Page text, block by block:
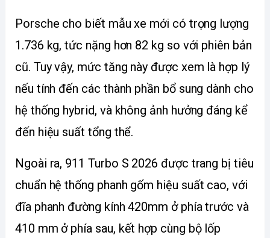
Porsche cho biết mẫu xe mới có trọng lượng
1.736 kg, tức nặng hơn 82 kg so với phiên bản
cũ. Tuy vậy, mức tăng này được xem là hợp lý
nếu tính đến các thành phần bổ sung dành cho
hệ thống hybrid, và không ảnh hưởng đáng kể
đến hiệu suất tổng thể.
Ngoài ra, 911 Turbo S 2026 được trang bị tiêu
chuẩn hệ thống phanh gốm hiệu suất cao, với
đĩa phanh đường kính 420mm ở phía trước và
410 mm ở phía sau, kết hợp cùng bộ lốp